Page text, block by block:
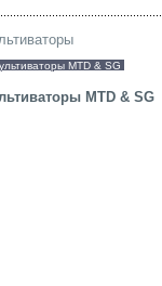
MTD & SG
MTD & SG